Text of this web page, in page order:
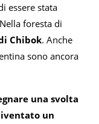
essere stata
foresta di
Chibok. Anche
sono ancora
una svolta
un